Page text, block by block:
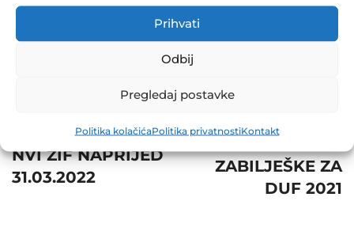
Prihvati
Odbij
Pregledaj postavke
Politika kolačićaPolitika privatnostiKontakt
Share
navigation
NVI ZIF NAPRIJED
31.03.2022
ZABILJEŠKE ZA
DUF 2021